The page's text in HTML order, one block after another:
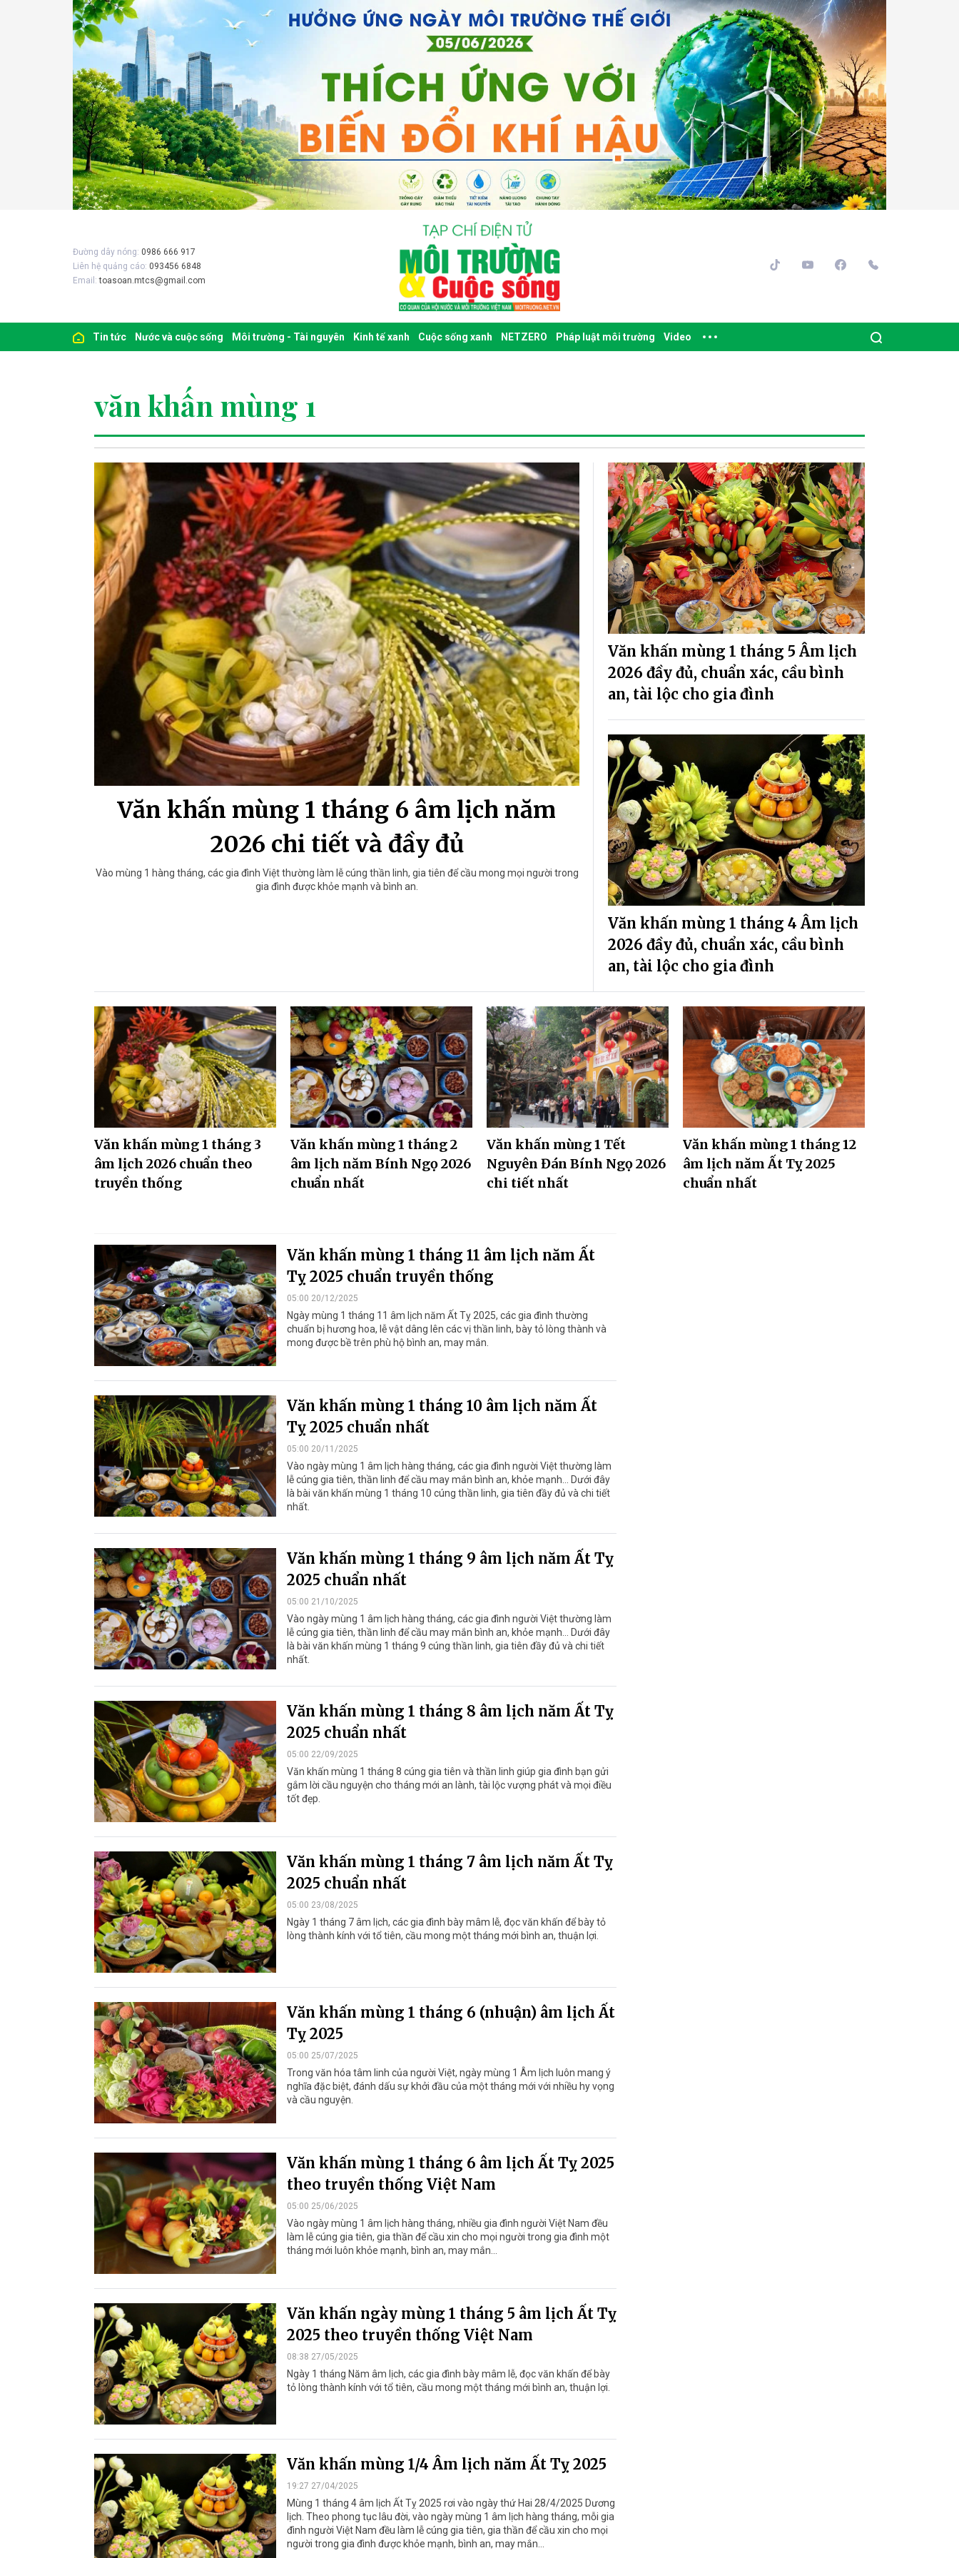
Đường dây nóng: 0986 666 917
Liên hệ quảng cáo: 093456 6848
Email:toasoan.mtcs@gmail.com
Tin tức Nước và cuộc sống Môi trường - Tài nguyên Kinh tế xanh Cuộc sống xanh NETZERO Pháp luật môi trường Video
văn khấn mùng 1
Văn khấn mùng 1 tháng 6 âm lịch năm
2026 chi tiết và đầy đủ
Vào mùng 1 hàng tháng, các gia đình Việt thường làm lễ cúng thần linh, gia tiên để cầu mong mọi người trong
gia đình được khỏe mạnh và bình an.
Văn khấn mùng 1 tháng 5 Âm lịch
2026 đầy đủ, chuẩn xác, cầu bình
an, tài lộc cho gia đình
Văn khấn mùng 1 tháng 4 Âm lịch
2026 đầy đủ, chuẩn xác, cầu bình
an, tài lộc cho gia đình
Văn khấn mùng 1 tháng 3
âm lịch 2026 chuẩn theo
truyền thống
Văn khấn mùng 1 tháng 2
âm lịch năm Bính Ngọ 2026
chuẩn nhất
Văn khấn mùng 1 Tết
Nguyên Đán Bính Ngọ 2026
chi tiết nhất
Văn khấn mùng 1 tháng 12
âm lịch năm Ất Tỵ 2025
chuẩn nhất
Văn khấn mùng 1 tháng 11 âm lịch năm Ất
Tỵ 2025 chuẩn truyền thống
05:00 20/12/2025
Ngày mùng 1 tháng 11 âm lịch năm Ất Tỵ 2025, các gia đình thường
chuẩn bị hương hoa, lễ vật dâng lên các vị thần linh, bày tỏ lòng thành và
mong được bề trên phù hộ bình an, may mắn.
Văn khấn mùng 1 tháng 10 âm lịch năm Ất
Tỵ 2025 chuẩn nhất
05:00 20/11/2025
Vào ngày mùng 1 âm lịch hàng tháng, các gia đình người Việt thường làm
lễ cúng gia tiên, thần linh để cầu may mắn bình an, khỏe mạnh... Dưới đây
là bài văn khấn mùng 1 tháng 10 cúng thần linh, gia tiên đầy đủ và chi tiết
nhất.
Văn khấn mùng 1 tháng 9 âm lịch năm Ất Tỵ
2025 chuẩn nhất
05:00 21/10/2025
Vào ngày mùng 1 âm lịch hàng tháng, các gia đình người Việt thường làm
lễ cúng gia tiên, thần linh để cầu may mắn bình an, khỏe mạnh... Dưới đây
là bài văn khấn mùng 1 tháng 9 cúng thần linh, gia tiên đầy đủ và chi tiết
nhất.
Văn khấn mùng 1 tháng 8 âm lịch năm Ất Tỵ
2025 chuẩn nhất
05:00 22/09/2025
Văn khấn mùng 1 tháng 8 cúng gia tiên và thần linh giúp gia đình bạn gửi
gắm lời cầu nguyện cho tháng mới an lành, tài lộc vượng phát và mọi điều
tốt đẹp.
Văn khấn mùng 1 tháng 7 âm lịch năm Ất Tỵ
2025 chuẩn nhất
05:00 23/08/2025
Ngày 1 tháng 7 âm lịch, các gia đình bày mâm lễ, đọc văn khấn để bày tỏ
lòng thành kính với tổ tiên, cầu mong một tháng mới bình an, thuận lợi.
Văn khấn mùng 1 tháng 6 (nhuận) âm lịch Ất
Tỵ 2025
05:00 25/07/2025
Trong văn hóa tâm linh của người Việt, ngày mùng 1 Âm lịch luôn mang ý
nghĩa đặc biệt, đánh dấu sự khởi đầu của một tháng mới với nhiều hy vọng
và cầu nguyện.
Văn khấn mùng 1 tháng 6 âm lịch Ất Tỵ 2025
theo truyền thống Việt Nam
05:00 25/06/2025
Vào ngày mùng 1 âm lịch hàng tháng, nhiều gia đình người Việt Nam đều
làm lễ cúng gia tiên, gia thần để cầu xin cho mọi người trong gia đình một
tháng mới luôn khỏe mạnh, bình an, may mắn...
Văn khấn ngày mùng 1 tháng 5 âm lịch Ất Tỵ
2025 theo truyền thống Việt Nam
08:38 27/05/2025
Ngày 1 tháng Năm âm lịch, các gia đình bày mâm lễ, đọc văn khấn để bày
tỏ lòng thành kính với tổ tiên, cầu mong một tháng mới bình an, thuận lợi.
Văn khấn mùng 1/4 Âm lịch năm Ất Tỵ 2025
19:27 27/04/2025
Mùng 1 tháng 4 âm lịch Ất Tỵ 2025 rơi vào ngày thứ Hai 28/4/2025 Dương
lịch. Theo phong tục lâu đời, vào ngày mùng 1 âm lịch hàng tháng, mỗi gia
đình người Việt Nam đều làm lễ cúng gia tiên, gia thần để cầu xin cho mọi
người trong gia đình được khỏe mạnh, bình an, may mắn...